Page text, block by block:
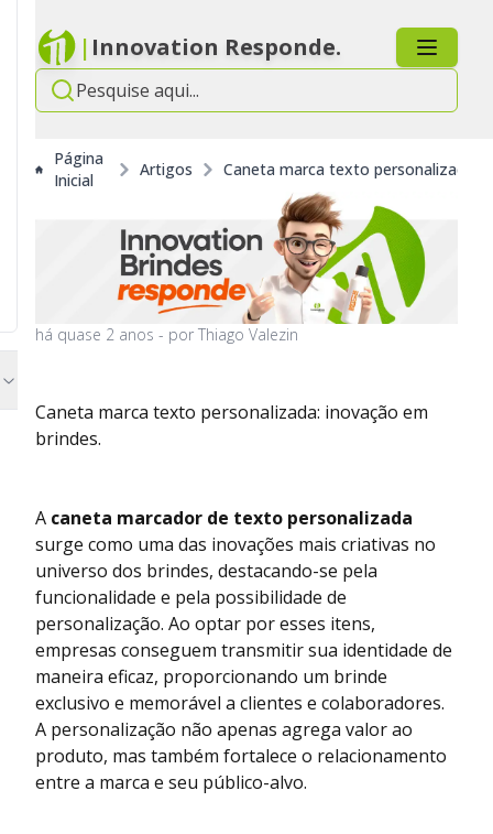
| Innovation Responde.
Página
Inicial
Artigos Caneta marca texto personalizada:
há quase 2 anos - por Thiago Valezin
Caneta marca texto personalizada: inovação em
brindes.
A caneta marcador de texto personalizada
surge como uma das inovações mais criativas no
universo dos brindes, destacando-se pela
funcionalidade e pela possibilidade de
personalização. Ao optar por esses itens,
empresas conseguem transmitir sua identidade de
maneira eficaz, proporcionando um brinde
exclusivo e memorável a clientes e colaboradores.
A personalização não apenas agrega valor ao
produto, mas também fortalece o relacionamento
entre a marca e seu público-alvo.